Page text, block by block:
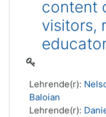
content
visitors,
Lehrende(r):
Baloian
Lehrende(r):